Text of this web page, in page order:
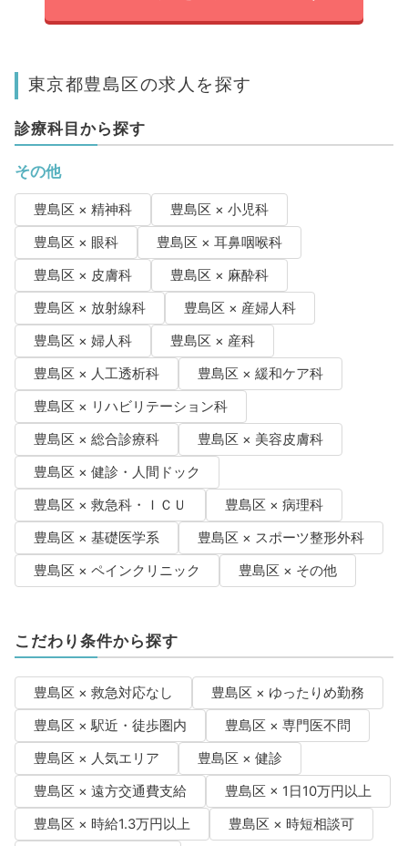
東京都豊島区の求人を探す
診療科目から探す
その他
豊島区 × 精神科
豊島区 × 小児科
豊島区 × 眼科
豊島区 × 耳鼻咽喉科
豊島区 × 皮膚科
豊島区 × 麻酔科
豊島区 × 放射線科
豊島区 × 産婦人科
豊島区 × 婦人科
豊島区 × 産科
豊島区 × 人工透析科
豊島区 × 緩和ケア科
豊島区 × リハビリテーション科
豊島区 × 総合診療科
豊島区 × 美容皮膚科
豊島区 × 健診・人間ドック
豊島区 × 救急科・ＩＣＵ
豊島区 × 病理科
豊島区 × 基礎医学系
豊島区 × スポーツ整形外科
豊島区 × ペインクリニック
豊島区 × その他
こだわり条件から探す
豊島区 × 救急対応なし
豊島区 × ゆったりめ勤務
豊島区 × 駅近・徒歩圏内
豊島区 × 専門医不問
豊島区 × 人気エリア
豊島区 × 健診
豊島区 × 遠方交通費支給
豊島区 × 1日10万円以上
豊島区 × 時給1.3万円以上
豊島区 × 時短相談可